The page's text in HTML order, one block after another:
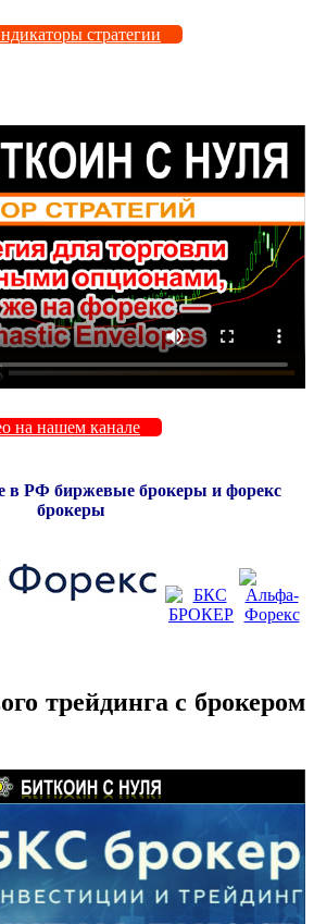
стратегии
на нашем канале
в РФ биржевые брокеры и форекс
брокеры
трейдинга с брокером